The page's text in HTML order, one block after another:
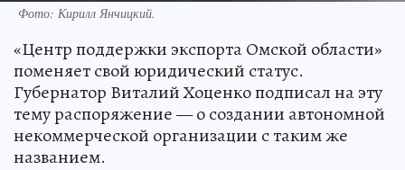
Фото: Кирилл Янчицкий.
«Центр поддержки экспорта Омской области»
поменяет свой юридический статус.
Губернатор Виталий Хоценко подписал на эту
тему распоряжение — о создании автономной
некоммерческой организации с таким же
названием.